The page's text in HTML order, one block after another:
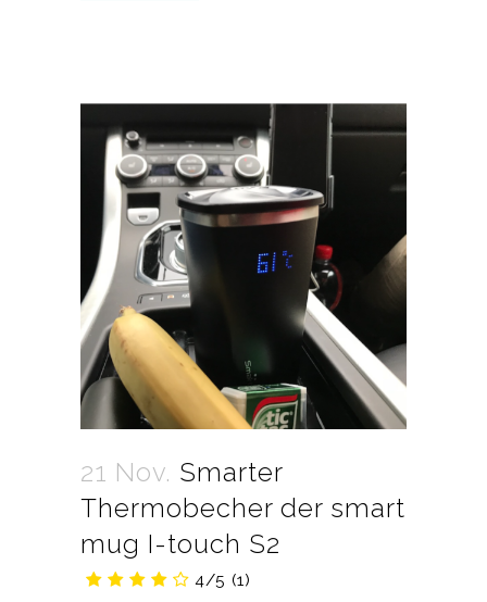
21 Nov. Smarter
Thermobecher der smart
mug I-touch S2
4/5 (1)